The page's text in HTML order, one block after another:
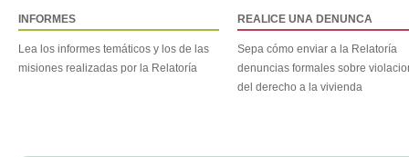
INFORMES
Lea los informes temáticos y los de las
misiones realizadas por la Relatoría
REALICE UNA DENUNCA
Sepa cómo enviar a la Relatoría
denuncias formales sobre
del derecho a la vivienda